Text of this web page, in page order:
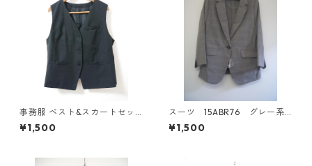
事務服 ベスト&スカートセッ
ト 3L ブラック ◆KIY-1299◆
¥1,500
スーツ 15ABR76 グレー系
チェック IY-4533
¥1,500